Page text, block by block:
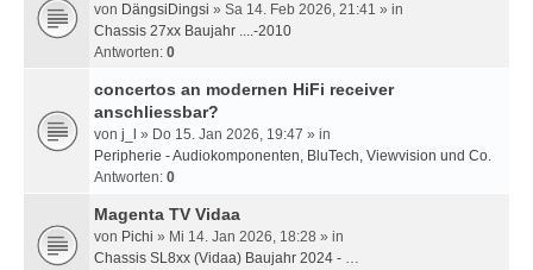
von DängsiDingsi » Sa 14. Feb 2026, 21:41 » in
Chassis 27xx Baujahr ....-2010
Antworten: 0
concertos an modernen HiFi receiver
anschliessbar?
von j_l
» Do 15. Jan 2026, 19:47 » in
Peripherie - Audiokomponenten, BluTech, Viewvision und Co.
Antworten: 0
Magenta TV Vidaa
von Pichi » Mi 14. Jan 2026, 18:28 » in
Chassis SL8xx (Vidaa) Baujahr 2024 - …